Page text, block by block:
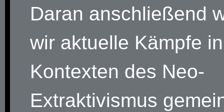
Daran anschließend
wir aktuelle Kämpfe in
Kontexten des Neo-
Extraktivismus